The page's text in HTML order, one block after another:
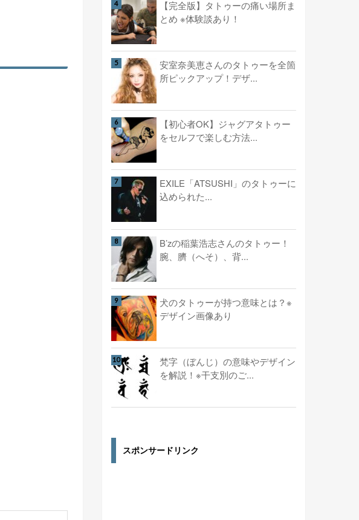
【完全版】タトゥーの痛い場所ま
とめ ※体験談あり！
安室奈美恵さんのタトゥーを全箇
所ピックアップ！デザ...
【初心者OK】ジャグアタトゥー
をセルフで楽しむ方法...
EXILE「ATSUSHI」のタトゥーに
込められた...
B’zの稲葉浩志さんのタトゥー！
腕、臍（へそ）、背...
犬のタトゥーが持つ意味とは？※
デザイン画像あり
梵字（ぼんじ）の意味やデザイン
を解説！※干支別のご...
スポンサードリンク